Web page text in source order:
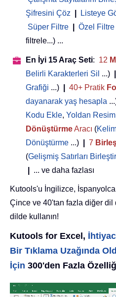
Şifresini Çöz
Listeye
Süper Filtre
Özel Filtre
filtrele...) ...
En İyi 15 Araç Seti: 12
Belirli Karakterleri Sil ...)
Grafiği ...) 40+ Pratik
dayanarak yaş hesapla
Kodu Ekle, Yoldan
DönüştürmeAracı (
Dönüştürme ...) 7
(Gelişmiş Satırları Birleştir
... ve daha fazlası
Kutools'u İngilizce,
Çince ve 40'tan fazla diğer
dilde kullanın!
Kutools for Excel,
Bir Tıklama Uzağında
İçin 300'den Fazla